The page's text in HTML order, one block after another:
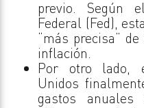
previo. Según
Federal (Fed),
“más precisa”
inflación.
Por otro lado,
Unidos
gastos